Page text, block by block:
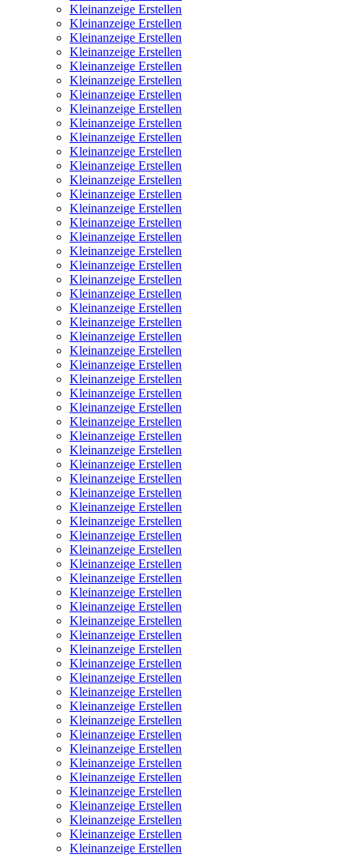
Kleinanzeige Erstellen
Kleinanzeige Erstellen
Kleinanzeige Erstellen
Kleinanzeige Erstellen
Kleinanzeige Erstellen
Kleinanzeige Erstellen
Kleinanzeige Erstellen
Kleinanzeige Erstellen
Kleinanzeige Erstellen
Kleinanzeige Erstellen
Kleinanzeige Erstellen
Kleinanzeige Erstellen
Kleinanzeige Erstellen
Kleinanzeige Erstellen
Kleinanzeige Erstellen
Kleinanzeige Erstellen
Kleinanzeige Erstellen
Kleinanzeige Erstellen
Kleinanzeige Erstellen
Kleinanzeige Erstellen
Kleinanzeige Erstellen
Kleinanzeige Erstellen
Kleinanzeige Erstellen
Kleinanzeige Erstellen
Kleinanzeige Erstellen
Kleinanzeige Erstellen
Kleinanzeige Erstellen
Kleinanzeige Erstellen
Kleinanzeige Erstellen
Kleinanzeige Erstellen
Kleinanzeige Erstellen
Kleinanzeige Erstellen
Kleinanzeige Erstellen
Kleinanzeige Erstellen
Kleinanzeige Erstellen
Kleinanzeige Erstellen
Kleinanzeige Erstellen
Kleinanzeige Erstellen
Kleinanzeige Erstellen
Kleinanzeige Erstellen
Kleinanzeige Erstellen
Kleinanzeige Erstellen
Kleinanzeige Erstellen
Kleinanzeige Erstellen
Kleinanzeige Erstellen
Kleinanzeige Erstellen
Kleinanzeige Erstellen
Kleinanzeige Erstellen
Kleinanzeige Erstellen
Kleinanzeige Erstellen
Kleinanzeige Erstellen
Kleinanzeige Erstellen
Kleinanzeige Erstellen
Kleinanzeige Erstellen
Kleinanzeige Erstellen
Kleinanzeige Erstellen
Kleinanzeige Erstellen
Kleinanzeige Erstellen
Kleinanzeige Erstellen
Kleinanzeige Erstellen